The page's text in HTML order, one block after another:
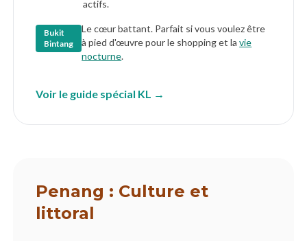
actifs.
Bukit
Bintang
Le cœur battant. Parfait si vous voulez être
à pied d'œuvre pour le shopping et lavie
nocturne.
Voir le guide spécial KL →
Penang : Culture et
littoral